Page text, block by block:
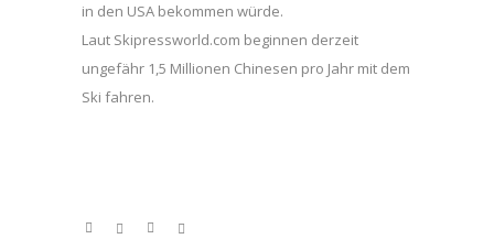
in den USA bekommen würde.
Laut Skipressworld.com beginnen derzeit
ungefähr 1,5 Millionen Chinesen pro Jahr mit dem
Ski fahren.